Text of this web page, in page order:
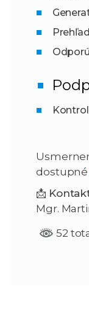
📩
Mgr.
52